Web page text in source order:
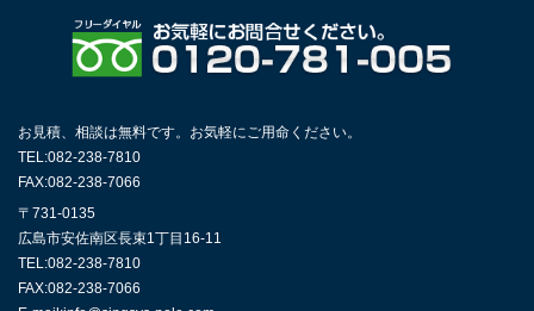
お見積、相談は無料です。お気軽にご用命ください。
TEL:082-238-7810
FAX:082-238-7066
〒731-0135
広島市安佐南区長束1丁目16-11
TEL:082-238-7810
FAX:082-238-7066